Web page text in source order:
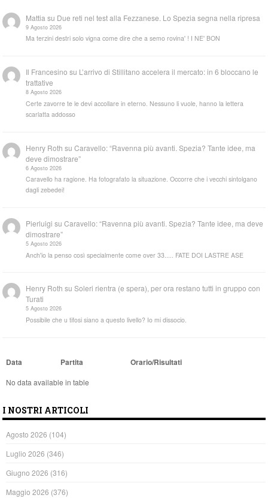
Mattia su Due reti nel test alla Fezzanese. Lo Spezia segna nella ripresa
9 Agosto 2026
Ma terzini destri solo vigna come dire che a semo rovina' ! I NE' BON
Il Francesino su L’arrivo di Stillitano accelera il mercato: in 6 bloccano le
trattative
8 Agosto 2026
Certe zavorre te le devi accollare in eterno. Nessuno li vuole, hanno la lettera
scarlatta addosso
Henry Roth suCaravello: “Ravenna più avanti. Spezia? Tante idee, ma
deve dimostrare”
6 Agosto 2026
Caravello ha ragione. Ha fotografato la situazione. Occorre che i vecchi sintolgano
dagli zebedei!
Pierluigi suCaravello: “Ravenna più avanti. Spezia? Tante idee, ma deve
dimostrare”
5 Agosto 2026
Anch'io la penso così specialmente come over 33..... FATE DOI LASTRE ASE
Henry Roth suSoleri rientra (e spera), per ora restano tutti in gruppo con
Turati
5 Agosto 2026
Possibile che u tifosi siano a questo livello? Io mi dissocio.
Data Partita Orario/Risultati
No data available in table
I NOSTRI ARTICOLI
Agosto 2026 (104)
Luglio 2026 (346)
Giugno 2026 (316)
Maggio 2026 (376)